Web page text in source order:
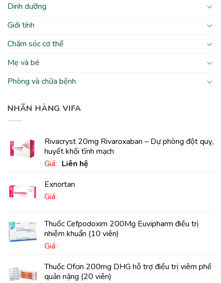
Dinh dưỡng
Giới tính
Chăm sóc cơ thể
Mẹ và bé
Phòng và chữa bệnh
NHÃN HÀNG VIFA
Rivacryst 20mg Rivaroxaban – Dự phòng đột quỵ,
huyết khối tĩnh mạch
Giá: Liên hệ
Exnortan
Giá:
Thuốc Cefpodoxim 200Mg Euvipharm điều trị
nhiễm khuẩn (10 viên)
Giá:
Thuốc Ofcin 200mg DHG hỗ trợ điều trị viêm phế
quản nặng (20 viên)